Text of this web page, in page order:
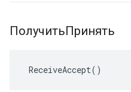
ПолучитьПринять
ReceiveAccept()